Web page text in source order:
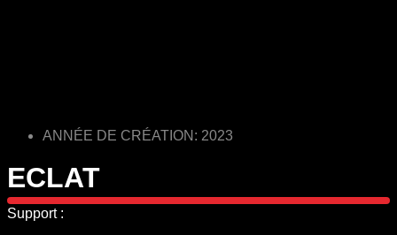
ANNÉE DE CRÉATION: 2023
ECLAT
Support :